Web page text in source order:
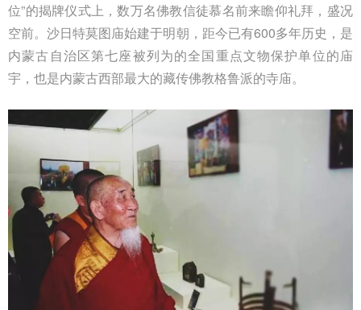
位”的揭牌仪式上，数万名佛教信徒慕名前来瞻仰礼拜，盛况
空前。沙日特莫图庙始建于明朝，距今已有600多年历史，是
内蒙古自治区第七座被列为的全国重点文物保护单位的庙
宇，也是内蒙古西部最大的藏传佛教格鲁派的寺庙。